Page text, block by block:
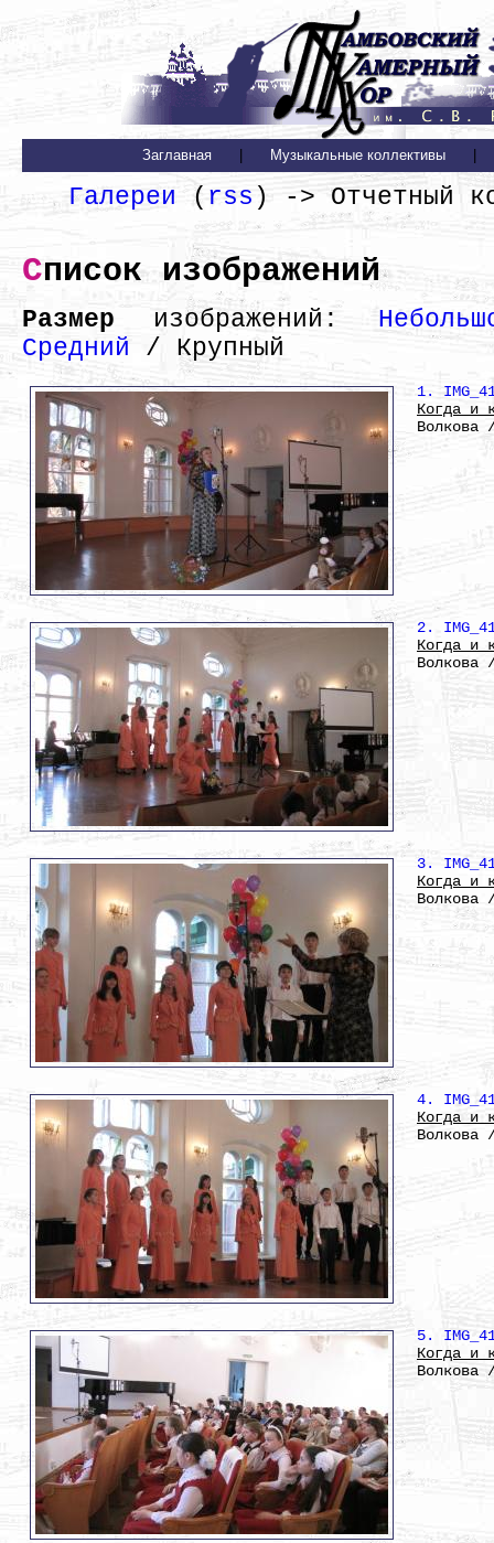
Заглавная Музыкальные коллективы
Галереи ( rss ) -> Отчетный
Список изображений
Размер изображений:
Средний / Крупный
1.
Когда и
Волкова
2.
Когда и
Волкова
3.
Когда и
Волкова
4.
Когда и
Волкова
5.
Когда и
Волкова